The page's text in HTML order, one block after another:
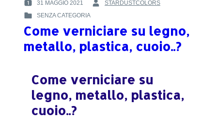
POSTED
ON
31 MAGGIO 2021
BY
STARDUSTCOLORS
POSTED
IN
SENZA CATEGORIA
Come verniciare su legno,
metallo, plastica, cuoio..?
Come verniciare su
legno, metallo, plastica,
cuoio..?